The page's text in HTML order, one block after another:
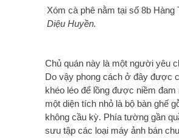
Xóm cà phê nằm tại số 8b Hàng
Diệu Huyền.
Chủ quán này là một người yêu
Do vậy phong cách ở đây được
khéo léo để lồng được niềm đam
một diện tích nhỏ là bộ bàn ghế
không cầu kỳ. Phía tường gần
sưu tập các loại máy ảnh bán